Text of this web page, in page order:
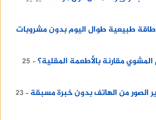
طبيعية طوال اليوم بدون مشروبات
مقارنة بالأطعمة المقلية؟
25
الصور من الهاتف بدون خبرة مسبقة
23